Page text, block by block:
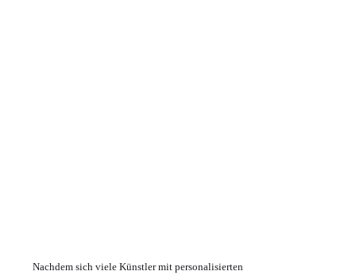
Nachdem sich viele Künstler mit personalisierten